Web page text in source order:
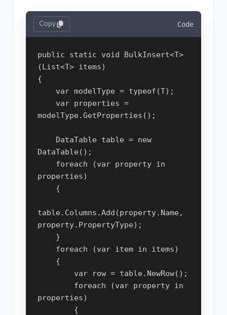
Code
Copy
public static void BulkInsert<T>
(List<T> items)
{
var modelType = typeof(T);
var properties =
modelType.GetProperties();
DataTable table = new
DataTable();
foreach (var property in
properties)
{
table.Columns.Add(property.Name,
property.PropertyType);
}
foreach (var item in items)
{
var row = table.NewRow();
foreach (var property in
properties)
{